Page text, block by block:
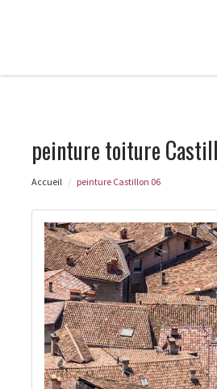
peinture toiture
Accueil peinture Castillon 06